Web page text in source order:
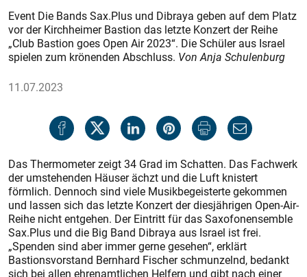
Event Die Bands Sax.Plus und Dibraya geben auf dem Platz
vor der Kirchheimer Bastion das letzte Konzert der Reihe
„Club Bastion goes Open Air 2023“. Die Schüler aus Israel
spielen zum krönenden Abschluss. Von Anja Schulenburg
11.07.2023
Das Thermometer zeigt 34 Grad im Schatten. Das Fachwerk
der umstehenden Häuser ächzt und die Luft knistert
förmlich. Dennoch sind viele Musikbegeisterte gekommen
und lassen sich das letzte Konzert der diesjährigen Open-Air-
Reihe nicht entgehen. Der Eintritt für das Saxofonensemble
Sax.Plus und die Big Band Dibraya aus Israel ist frei.
„Spenden sind aber immer gerne gesehen“, erklärt
Bastionsvorstand Bernhard Fischer schmunzelnd, bedankt
sich bei allen ehrenamtlichen Helfern und gibt nach einer